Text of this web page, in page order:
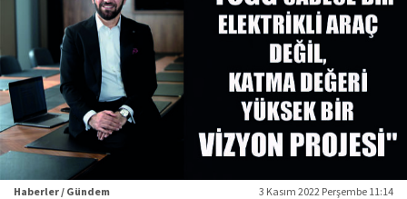
Haberler / Gündem 3 Kasım 2022 Perşembe 11:14